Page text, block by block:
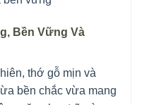
Bền Vững Và
thớ gỗ mịn và
bền chắc vừa mang